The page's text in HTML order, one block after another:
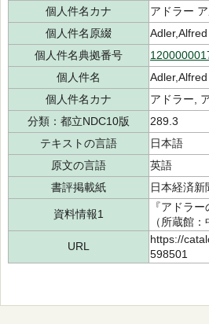
個人件名カナ
アドラー
個人件名原綴
Adler,Alfred
個人件名典拠番号
個人件名
Adler,Alfred
個人件名カナ
アドラー,
分類：都立NDC10版
289.3
テキストの言語
日本語
原文の言語
英語
書評掲載紙
日本経済
資料情報1
『アドラ
（所蔵館
URL
https://
598501